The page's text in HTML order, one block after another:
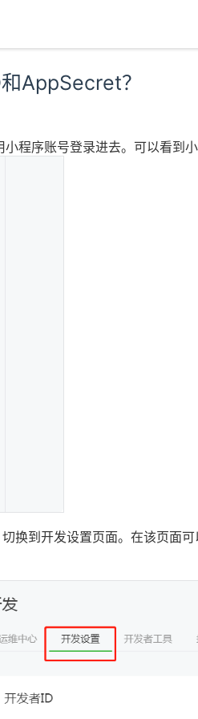
AppSecret？
程序账号登录进去。可以看到
切换到开发设置页面。在该页